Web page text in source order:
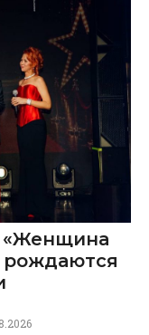
«Женщина
рождаются